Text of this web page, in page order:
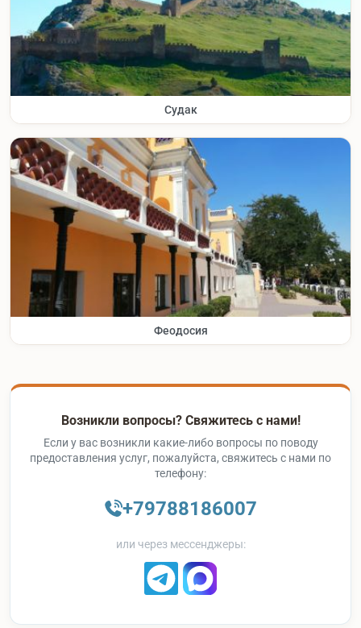
Судак
Феодосия
Возникли вопросы? Свяжитесь с нами!
Если у вас возникли какие-либо вопросы по поводу
предоставления услуг, пожалуйста, свяжитесь с нами по
телефону:
+79788186007
или через мессенджеры: